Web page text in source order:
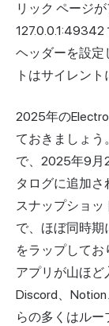
リック ページ
ヘッダーを設定
トはサイレント
2025年の
ておきましょ
で、2025年9月
タログに追加
スナップショッ
で、ほぼ同時期
をラップして
アプリが山ほど
Discord、
らの多くはル